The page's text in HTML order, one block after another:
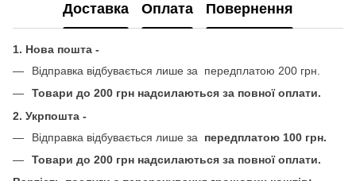
Доставка Оплата Повернення
1. Нова пошта -
Відправка відбувається лише за передплатою 200 грн.
Товари до 200 грн надсилаються за повної оплати.
2. Укрпошта -
Відправка відбувається лише за передплатою 100 грн.
Товари до 200 грн надсилаються за повної оплати.